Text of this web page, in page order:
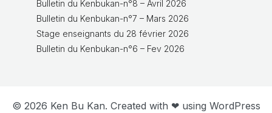
Bulletin du Kenbukan-n°8 – Avril 2026
Bulletin du Kenbukan-n°7 – Mars 2026
Stage enseignants du 28 février 2026
Bulletin du Kenbukan-n°6 – Fev 2026
© 2026 Ken Bu Kan. Created with ❤ using WordPress